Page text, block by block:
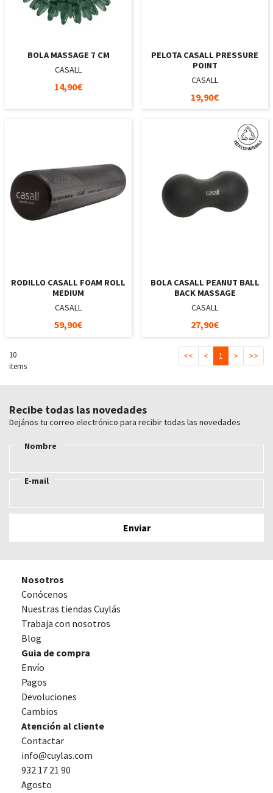
BOLA MASSAGE 7 CM
CASALL
14,90€
PELOTA CASALL PRESSURE
POINT
CASALL
19,90€
RODILLO CASALL FOAM ROLL
MEDIUM
CASALL
59,90€
BOLA CASALL PEANUT BALL
BACK MASSAGE
CASALL
27,90€
10
items
<< < 1 > >>
Recibe todas las novedades
Dejános tu correo electrónico para recibir todas las novedades
Nombre
E-mail
Nosotros
Conócenos
Nuestras tiendas Cuylás
Trabaja con nosotros
Blog
Guia de compra
Envío
Pagos
Devoluciones
Cambios
Atención al cliente
Contactar
info@cuylas.com
932 17 21 90
Agosto